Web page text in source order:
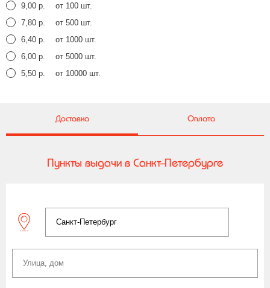
9,00 р.
от 100 шт.
7,80 р.
от 500 шт.
6,40 р.
от 1000 шт.
6,00 р.
от 5000 шт.
5,50 р.
от 10000 шт.
Доставка Оплата
Пункты выдачи в Санкт-Петербурге